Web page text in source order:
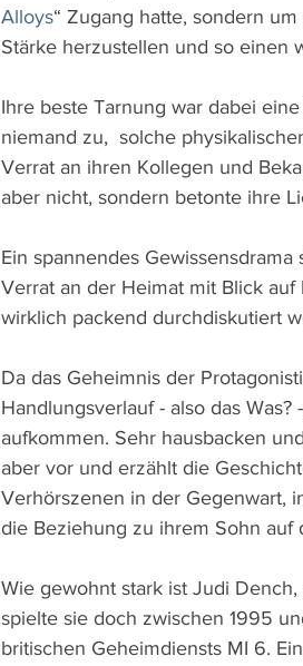
Alloys“ Zugang hatte, sondern
Stärke herzustellen und so einen
Ihre beste Tarnung war dabei
niemand zu,  solche
Verrat an ihren Kollegen und
aber nicht, sondern betonte ihre
Ein spannendes
Verrat an der Heimat mit Blick
wirklich packend durchdiskutiert
Da das Geheimnis der
Handlungsverlauf - also das
aufkommen. Sehr hausbacken
aber vor und erzählt die
Verhörszenen in der Gegenwart,
die Beziehung zu ihrem Sohn auf
Wie gewohnt stark ist Judi
spielte sie doch zwischen 1995
britischen Geheimdiensts MI 6.